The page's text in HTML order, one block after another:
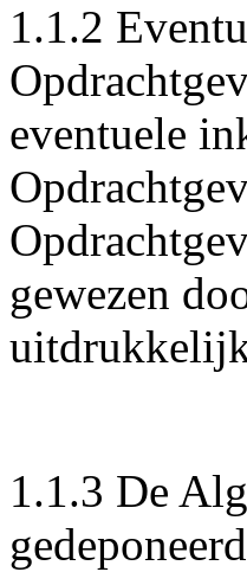
1.1.2
eventuele
gewezen
1.1.3 De